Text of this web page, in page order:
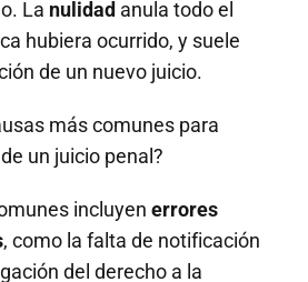
La nulidad anula todo el
hubiera ocurrido, y suele
de un nuevo juicio.
más comunes para
un juicio penal?
incluyen errores
, como la falta de notificación
del derecho a la